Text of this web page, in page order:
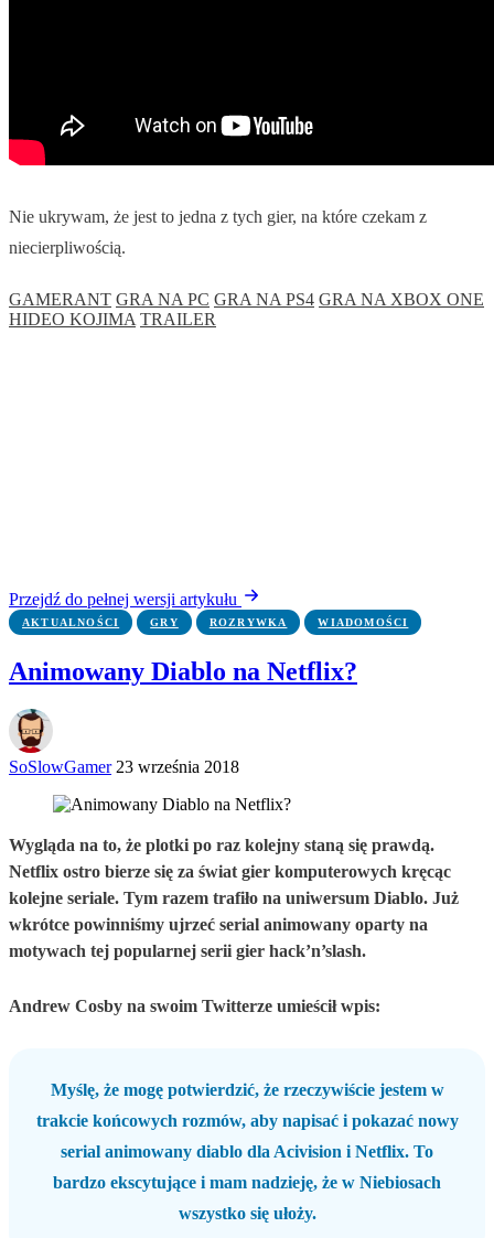
Nie ukrywam, że jest to jedna z tych gier, na które czekam z
niecierpliwością.
GAMERANT GRA NA PC GRA NA PS4 GRA NA XBOX ONE
HIDEO KOJIMA TRAILER
Przejdź do pełnej wersji artykułu
AKTUALNOŚCI GRY ROZRYWKA WIADOMOŚCI
Animowany Diablo na Netflix?
SoSlowGamer 23 września 2018
Wygląda na to, że plotki po raz kolejny staną się prawdą.
Netflix ostro bierze się za świat gier komputerowych kręcąc
kolejne seriale. Tym razem trafiło na uniwersum Diablo. Już
wkrótce powinniśmy ujrzeć serial animowany oparty na
motywach tej popularnej serii gier hack’n’slash.
Andrew Cosby na swoim Twitterze umieścił wpis:
Myślę, że mogę potwierdzić, że rzeczywiście jestem w
trakcie końcowych rozmów, aby napisać i pokazać nowy
serial animowany diablo dla Acivision i Netflix. To
bardzo ekscytujące i mam nadzieję, że w Niebiosach
wszystko się ułoży.